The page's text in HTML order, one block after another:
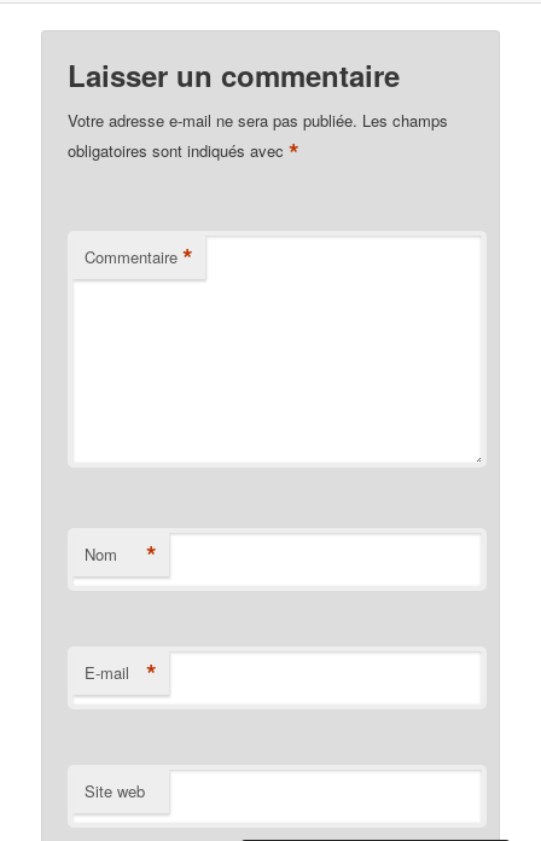
Laisser un commentaire
Votre adresse e-mail ne sera pas publiée. Les champs
obligatoires sont indiqués avec*
Commentaire *
Nom *
E-mail *
Site web